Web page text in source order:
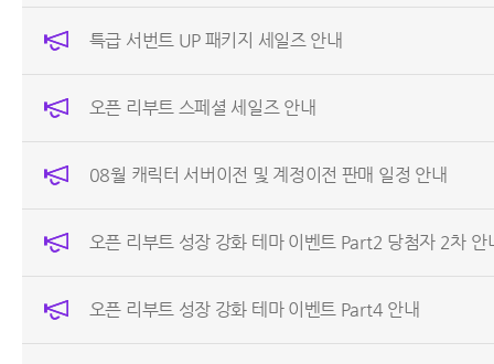
특급 서번트 UP 패키지 세일즈 안내
오픈 리부트 스페셜 세일즈 안내
08월 캐릭터 서버이전 및 계정이전 판매 일정 안내
오픈 리부트 성장 강화 테마 이벤트 Part2 당첨자 2차 안
오픈 리부트 성장 강화 테마 이벤트 Part4 안내